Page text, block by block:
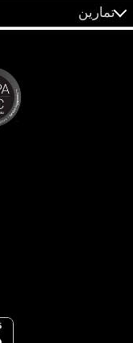
تمارين